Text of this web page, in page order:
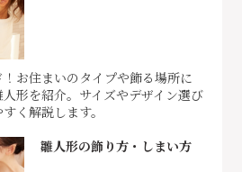
お住まいのタイプや飾る場所に
形を紹介。サイズやデザイン選び
く解説します。
雛人形の飾り方・しまい方